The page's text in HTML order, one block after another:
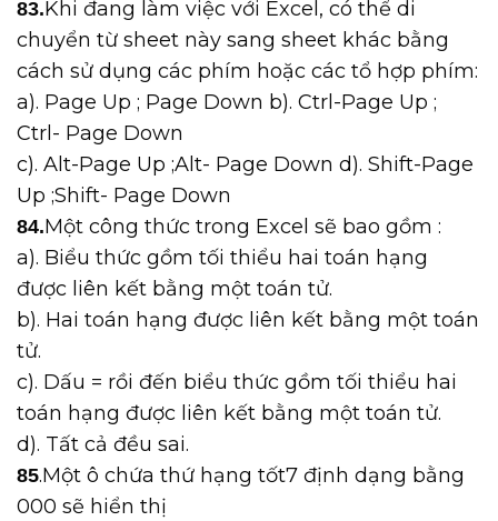
83.Khi đang làm việc với Excel, có thể di
chuyển từ sheet này sang sheet khác bằng
cách sử dụng các phím hoặc các tổ hợp phím:
a). Page Up ; Page Down b). Ctrl-Page Up ;
Ctrl- Page Down
c). Alt-Page Up ;Alt- Page Down d). Shift-Page
Up ;Shift- Page Down
84.Một công thức trong Excel sẽ bao gồm :
a). Biểu thức gồm tối thiểu hai toán hạng
được liên kết bằng một toán tử.
b). Hai toán hạng được liên kết bằng một toán
tử.
c). Dấu = rồi đến biểu thức gồm tối thiểu hai
toán hạng được liên kết bằng một toán tử.
d). Tất cả đều sai.
85.Một ô chứa thứ hạng tốt7 định dạng bằng
000 sẽ hiển thị